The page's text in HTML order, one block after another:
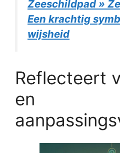
Zeeschildpad »
Een krachtig
wijsheid
Reflecteert
en